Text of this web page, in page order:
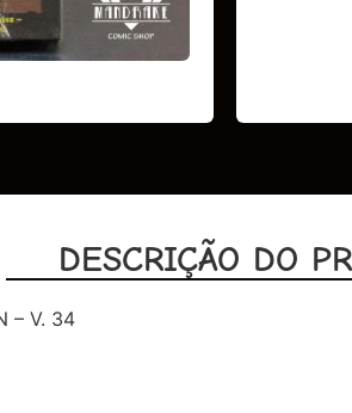
DESCRIÇÃO DO
– V. 34